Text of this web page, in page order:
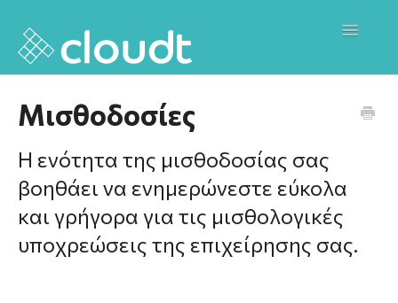
Toggle
Cloud T Website
Releases
Μισθοδοσίες
Η ενότητα της μισθοδοσίας σας
βοηθάει να ενημερώνεστε εύκολα
και γρήγορα για τις μισθολογικές
υποχρεώσεις της επιχείρησης σας.